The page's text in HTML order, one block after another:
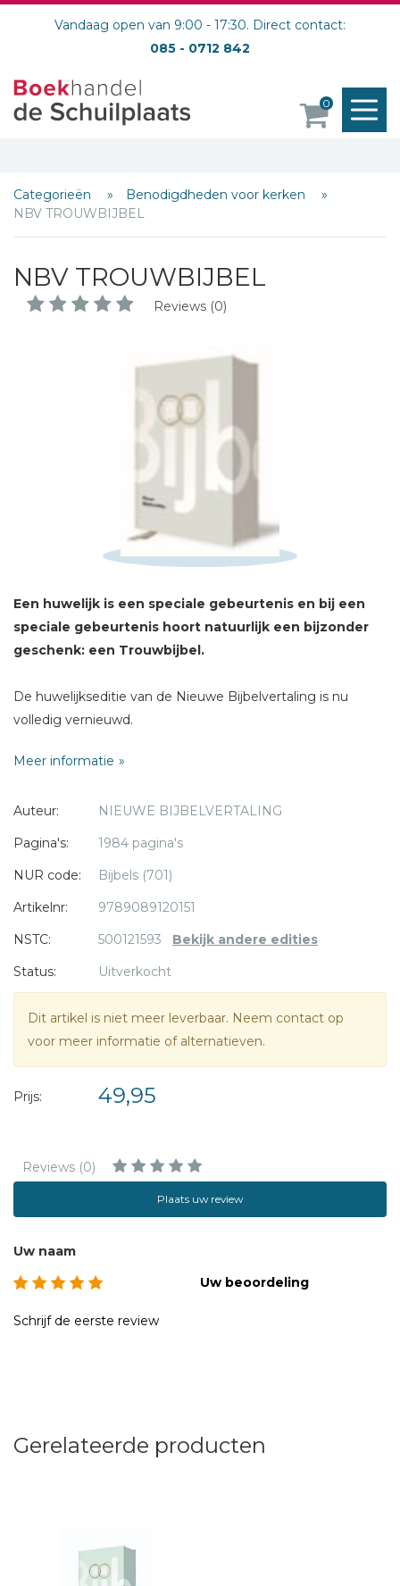
Vandaag open van 9:00 - 17:30. Direct contact:
085 - 0712 842
0
Categorieën
Benodigdheden voor kerken
NBV TROUWBIJBEL
NBV TROUWBIJBEL
Reviews (0)
Een huwelijk is een speciale gebeurtenis en bij een
speciale gebeurtenis hoort natuurlijk een bijzonder
geschenk: een Trouwbijbel.
De huwelijkseditie van de Nieuwe Bijbelvertaling is nu
volledig vernieuwd.
Trouwbijbel:
- Tijdloos nieuw ontwerp
- Kleursnede
- Leeslinten
- 21 x 14 cm
Meer informatie
Auteur:
NIEUWE BIJBELVERTALING
Pagina's:
1984 pagina's
NUR code:
Bijbels (701)
Artikelnr:
9789089120151
NSTC:
500121593 Bekijk andere edities
Status:
Uitverkocht
Dit artikel is niet meer leverbaar. Neem contact op
voor meer informatie of alternatieven.
Prijs: 49,95
Reviews (0)
Plaats uw review
Schrijf hieronder je review!
Bericht *
Uw naam
Uw beoordeling
Schrijf de eerste review
Gerelateerde producten